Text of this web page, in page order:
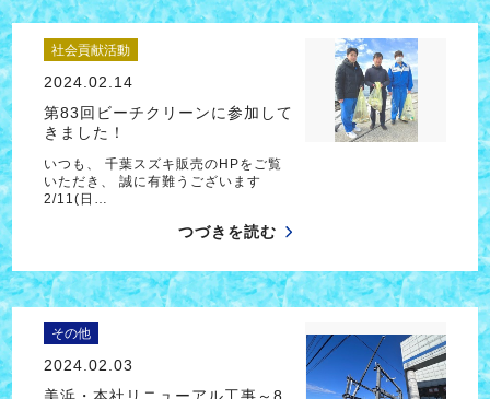
社会貢献活動
2024.02.14
第83回ビーチクリーンに参加して
きました！
いつも、 千葉スズキ販売のHPをご覧
いただき、 誠に有難うございます
2/11(日…
つづきを読む
その他
2024.02.03